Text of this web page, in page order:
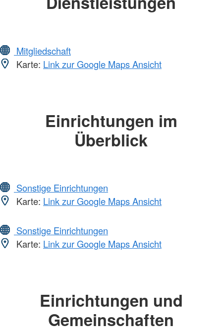
Mitgliedschaft
Karte: Link zur Google Maps Ansicht
Einrichtungen im
Überblick
Sonstige Einrichtungen
Karte: Link zur Google Maps Ansicht
Sonstige Einrichtungen
Karte: Link zur Google Maps Ansicht
Einrichtungen und
Gemeinschaften